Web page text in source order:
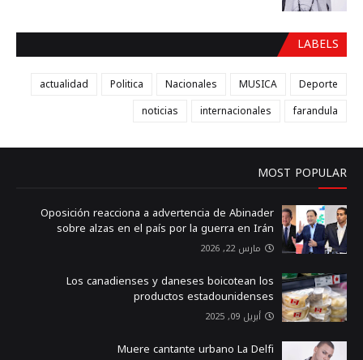
LABELS
Deporte
MUSICA
Nacionales
Politica
actualidad
farandula
internacionales
noticias
MOST POPULAR
Oposición reacciona a advertencia de Abinader
sobre alzas en el país por la guerra en Irán
مارس 22, 2026
Los canadienses y daneses boicotean los
productos estadounidenses
أبريل 09, 2025
Muere cantante urbano La Delfi